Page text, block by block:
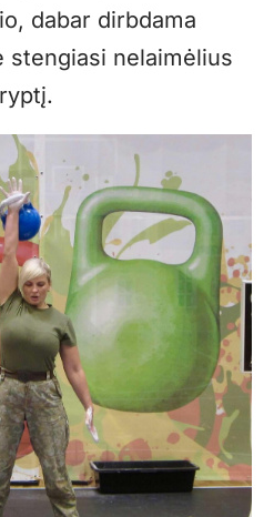
dabar dirbdama
stengiasi nelaimėlius